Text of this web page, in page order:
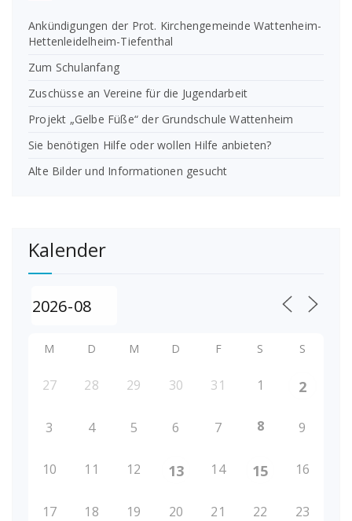
Ankündigungen der Prot. Kirchengemeinde Wattenheim-
Hettenleidelheim-Tiefenthal
Zum Schulanfang
Zuschüsse an Vereine für die Jugendarbeit
Projekt „Gelbe Füße“ der Grundschule Wattenheim
Sie benötigen Hilfe oder wollen Hilfe anbieten?
Alte Bilder und Informationen gesucht
Kalender
M D M D F S S
27 28 29 30 31 1 2
3 4 5 6 7 8 9
10 11 12 13 14 15 16
17 18 19 20 21 22 23